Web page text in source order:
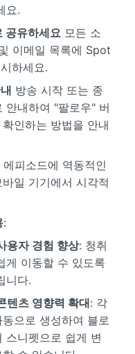
요.
공유하세요 모든 소
이메일 목록에 Spot
하세요.
방송 시작 또는 종
안내하여 "팔로우" 버
인하는 방법을 안내
피소드에 역동적인
일 기기에서 시각적
:
용자 경험 향상: 청취
게 이동할 수 있도록
니다.
텐츠 영향력 확대: 각
으로 생성하여 블로
스니펫으로 쉽게 변